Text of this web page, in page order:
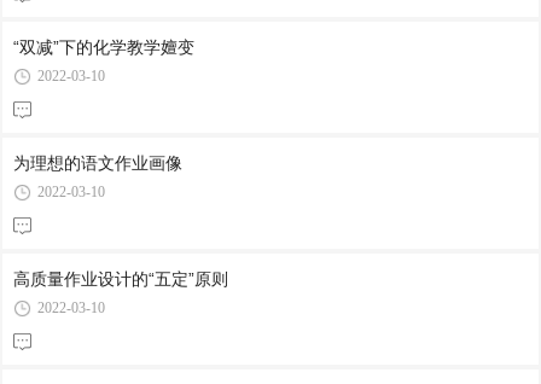
“双减”下的化学教学嬗变
2022-03-10
为理想的语文作业画像
2022-03-10
高质量作业设计的“五定”原则
2022-03-10